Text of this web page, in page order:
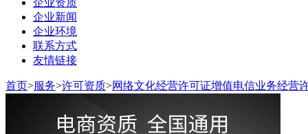
企业资质
企业新闻
企业环境
联系方式
友情链接
首页>服务>许可资质>网络文化经营许可证增值电信业务经营